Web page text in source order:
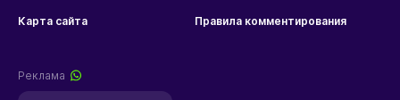
Карта сайта Правила комментирования
Реклама